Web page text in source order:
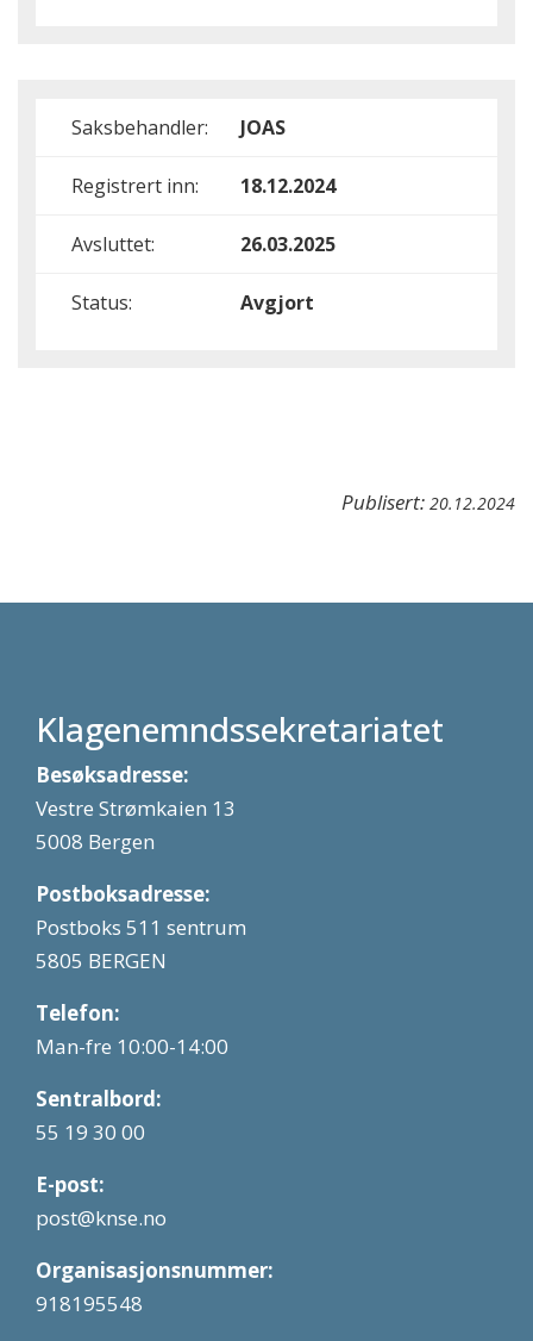
Saksbehandler: JOAS
Registrert inn: 18.12.2024
Avsluttet: 26.03.2025
Status: Avgjort
Publisert: 20.12.2024
Klagenemndssekretariatet
Besøksadresse:
Vestre Strømkaien 13
5008 Bergen
Postboksadresse:
Postboks 511 sentrum
5805 BERGEN
Telefon:
Man-fre 10:00-14:00
Sentralbord:
55 19 30 00
E-post:
post@knse.no
Organisasjonsnummer:
918195548